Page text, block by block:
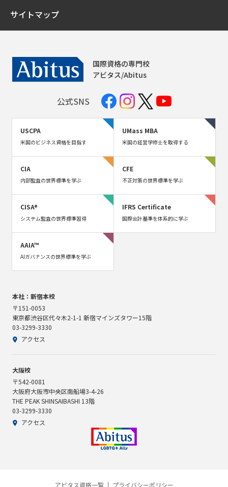
サイトマップ
国際資格の専門校
アビタス/Abitus
公式SNS
USCPA
米国のビジネス資格を目指す
UMass MBA
米国の経営学修士を取得する
CIA
内部監査の世界標準を学ぶ
CFE
不正対策の世界標準を学ぶ
CISA®
システム監査の世界標準習得
IFRS Certificate
国際会計基準を体系的に学ぶ
AAIA™
AIガバナンスの世界標準を学ぶ
本社：新宿本校
〒151-0053
東京都渋谷区代々木2-1-1 新宿マインズタワー15階
03-3299-3330
アクセス
大阪校
〒542-0081
大阪府大阪市中央区南船場3-4-26
THE PEAK SHINSAIBASHI 13階
03-3299-3330
アクセス
アビタス資格一覧 プライバシーポリシー